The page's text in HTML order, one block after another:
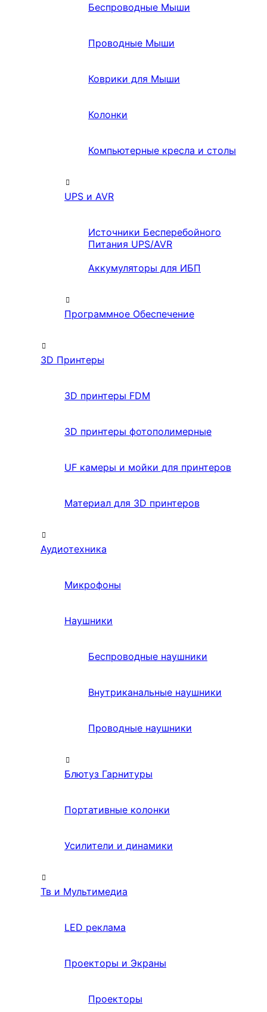
Беспроводные Мыши
Проводные Мыши
Коврики для Мыши
Колонки
Компьютерные кресла и столы
UPS и AVR
Источники Бесперебойного
Питания UPS/AVR
Аккумуляторы для ИБП
Программное Обеспечение
3D Принтеры
3D принтеры FDM
3D принтеры фотополимерные
UF камеры и мойки для принтеров
Материал для 3D принтеров
Аудиотехника
Микрофоны
Наушники
Беспроводные наушники
Внутриканальные наушники
Проводные наушники
Блютуз Гарнитуры
Портативные колонки
Усилители и динамики
Тв и Мультимедиа
LED реклама
Проекторы и Экраны
Проекторы